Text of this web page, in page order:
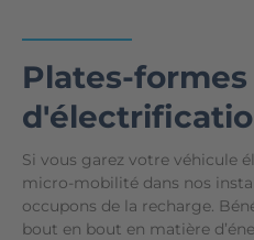
Plates-formes
Si vous garez votre véhicule
micro-mobilité dans nos
occupons de la recharge.
bout en bout en matière